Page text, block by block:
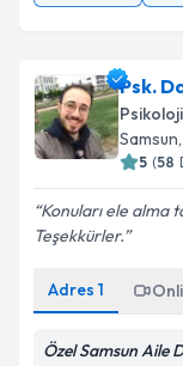
Psk.
Samsun,
5 (58
Konuları ele alma
Teşekkürler.
Adres 1
Özel Samsun Aile